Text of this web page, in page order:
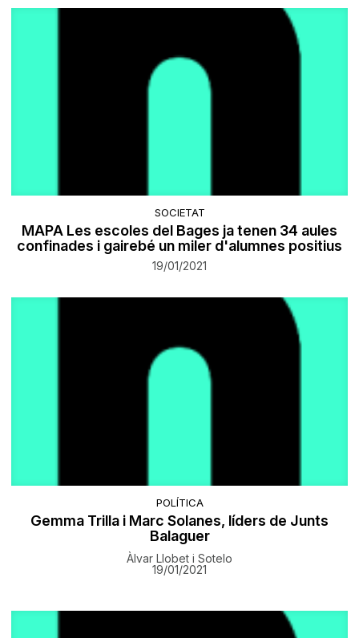
SOCIETAT
MAPA Les escoles del Bages ja tenen 34 aules
confinades i gairebé un miler d'alumnes positius
19/01/2021
POLÍTICA
Gemma Trilla i Marc Solanes, líders de Junts
Balaguer
Àlvar Llobet i Sotelo
19/01/2021